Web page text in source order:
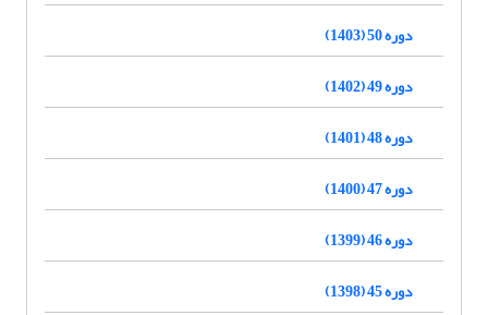
دوره 50 (1403)
دوره 49 (1402)
دوره 48 (1401)
دوره 47 (1400)
دوره 46 (1399)
دوره 45 (1398)